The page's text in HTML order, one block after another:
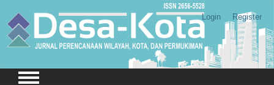
Login Register